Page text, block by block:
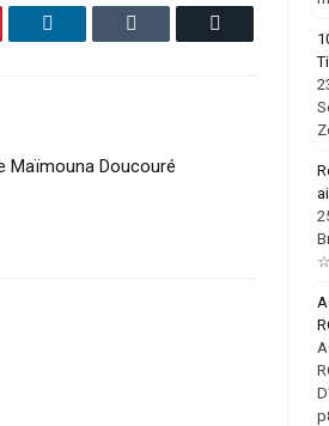
Maïmouna Doucouré